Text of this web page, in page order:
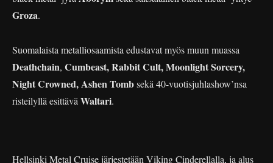
Groza.
Suomalaista metalliosaamista edustavat myös muun muassa
Deathchain, Cumbeast, Rabbit Cult, Moonlight Sorcery,
Night Crowned, Ashen Tombsekä 40-vuotisjuhlashow’nsa
risteilyllä esittävä Waltari.
Hellsinki Metal Cruise järjestetään Viking Cinderellalla, ja alus